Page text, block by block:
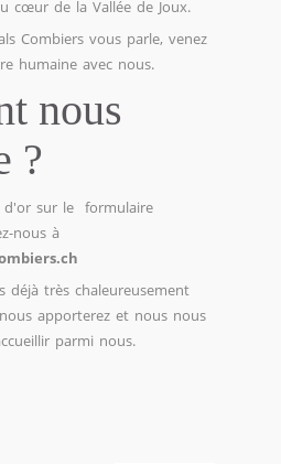
cœur de la Vallée de Joux.
Combiers vous parle, venez
humaine avec nous.
nous
?
d'or sur le formulaire
nous à
déjà très chaleureusement
apporterez et nous nous
parmi nous.